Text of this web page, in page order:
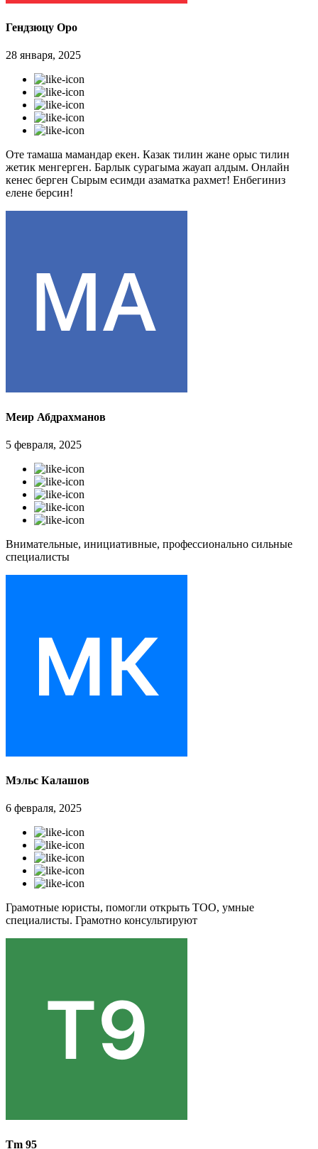
Гендзюцу Оро
28 января, 2025
Оте тамаша мамандар екен. Казак тилин жане орыс тилин
жетик менгерген. Барлык сурагыма жауап алдым. Онлайн
кенес берген Сырым есимди азаматка рахмет! Енбегиниз
елене берсин!
Меир Абдрахманов
5 февраля, 2025
Внимательные, инициативные, профессионально сильные
специалисты
Мэльс Калашов
6 февраля, 2025
Грамотные юристы, помогли открыть ТОО, умные
специалисты. Грамотно консультируют
Tm 95